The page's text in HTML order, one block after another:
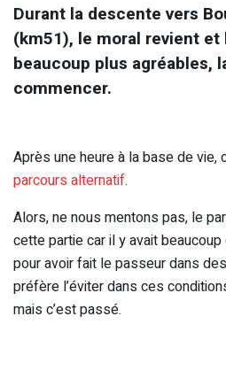
Durant la descente vers
(km51), le moral revient
beaucoup plus agréables,
commencer.
Après une heure à la base de vie,
parcours alternatif.
Alors, ne nous mentons pas, le
cette partie car il y avait
pour avoir fait le passeur dans
préfère l’éviter dans ces
mais c’est passé.